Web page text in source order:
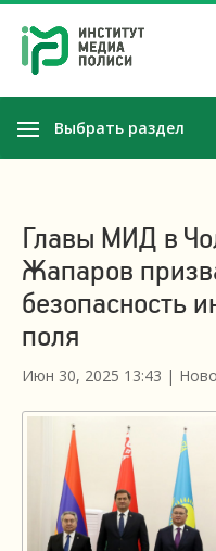
Выбрать раздел
Главы МИД в
Жапаров
безопасность
поля
Июн 30, 2025 13:43 |